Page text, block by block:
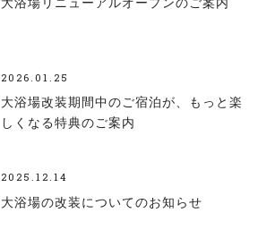
2026.01.25
大浴場改装期間中のご宿泊が、もっと楽
しくなる特典のご案内
2025.12.14
大浴場の改装についてのお知らせ